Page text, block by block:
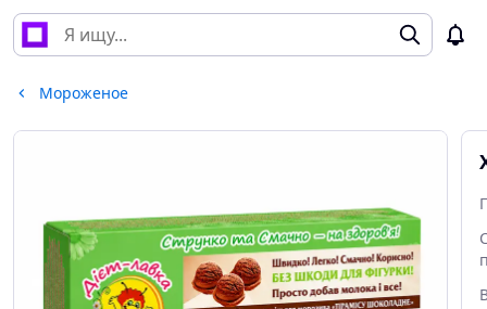
Мороженое